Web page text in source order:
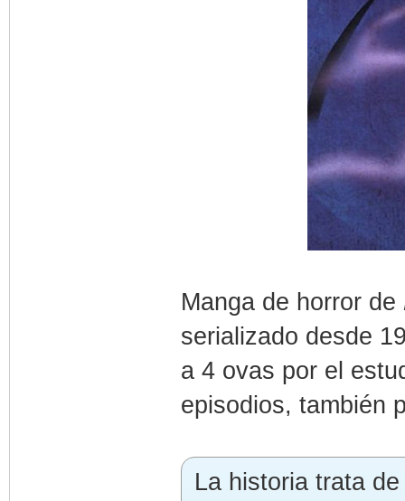
Manga de horror de
serializado desde
a 4 ovas por el
episodios, también
La historia trata